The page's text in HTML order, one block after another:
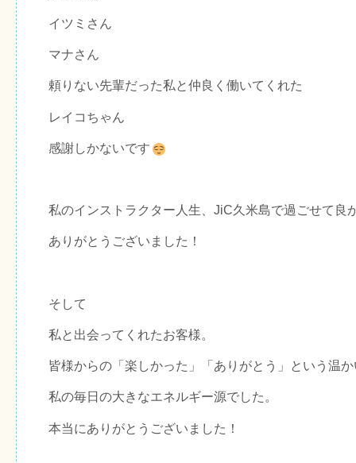
イツミさん
マナさん
頼りない先輩だった私と仲良く働いてくれた
レイコちゃん
感謝しかないです
私のインストラクター人生、JiC久米島で過ごせて良
ありがとうございました！
そして
私と出会ってくれたお客様。
皆様からの「楽しかった」「ありがとう」という温
私の毎日の大きなエネルギー源でした。
本当にありがとうございました！